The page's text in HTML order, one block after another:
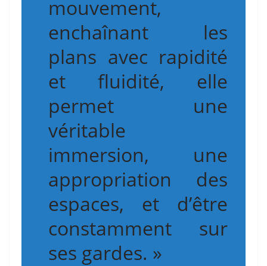
mouvement,
enchaînant les
plans avec rapidité
et fluidité, elle
permet une
véritable
immersion, une
appropriation des
espaces, et d’être
constamment sur
ses gardes. »